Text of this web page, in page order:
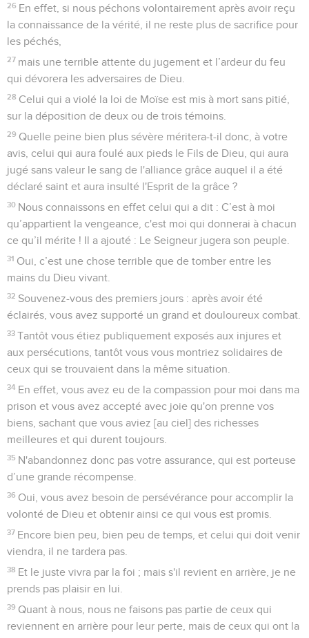
26 En effet, si nous péchons volontairement après avoir reçu
la connaissance de la vérité, il ne reste plus de sacrifice pour
les péchés,
27 mais une terrible attente du jugement et l’ardeur du feu
qui dévorera les adversaires de Dieu.
28 Celui qui a violé la loi de Moïse est mis à mort sans pitié,
sur la déposition de deux ou de trois témoins.
29 Quelle peine bien plus sévère méritera-t-il donc, à votre
avis, celui qui aura foulé aux pieds le Fils de Dieu, qui aura
jugé sans valeur le sang de l'alliance grâce auquel il a été
déclaré saint et aura insulté l'Esprit de la grâce ?
30 Nous connaissons en effet celui qui a dit : C’est à moi
qu’appartient la vengeance, c'est moi qui donnerai à chacun
ce qu’il mérite ! Il a ajouté : Le Seigneur jugera son peuple.
31 Oui, c’est une chose terrible que de tomber entre les
mains du Dieu vivant.
32 Souvenez-vous des premiers jours : après avoir été
éclairés, vous avez supporté un grand et douloureux combat.
33 Tantôt vous étiez publiquement exposés aux injures et
aux persécutions, tantôt vous vous montriez solidaires de
ceux qui se trouvaient dans la même situation.
34 En effet, vous avez eu de la compassion pour moi dans ma
prison et vous avez accepté avec joie qu'on prenne vos
biens, sachant que vous aviez [au ciel] des richesses
meilleures et qui durent toujours.
35 N'abandonnez donc pas votre assurance, qui est porteuse
d’une grande récompense.
36 Oui, vous avez besoin de persévérance pour accomplir la
volonté de Dieu et obtenir ainsi ce qui vous est promis.
37 Encore bien peu, bien peu de temps, et celui qui doit venir
viendra, il ne tardera pas.
38 Et le juste vivra par la foi ; mais s'il revient en arrière, je ne
prends pas plaisir en lui.
39 Quant à nous, nous ne faisons pas partie de ceux qui
reviennent en arrière pour leur perte, mais de ceux qui ont la